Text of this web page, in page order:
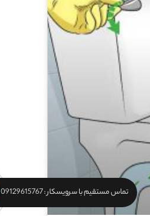
تماس مستقیم با سرویسکار : 09129615767